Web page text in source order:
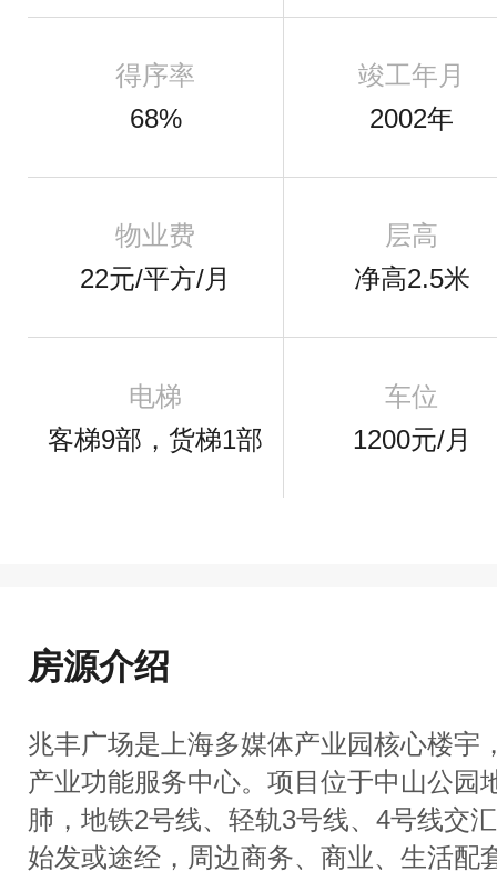
得序率
68%
竣工年月
2002年
物业费
22元/平方/月
层高
净高2.5米
电梯
客梯9部，货梯1部
车位
1200元/月
房源介绍
兆丰广场是上海多媒体产业园核心楼宇
产业功能服务中心。项目位于中山公园
肺，地铁2号线、轻轨3号线、4号线交
始发或途经，周边商务、商业、生活配